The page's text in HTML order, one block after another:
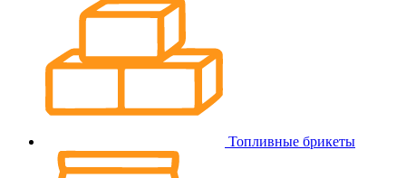
Топливные брикеты